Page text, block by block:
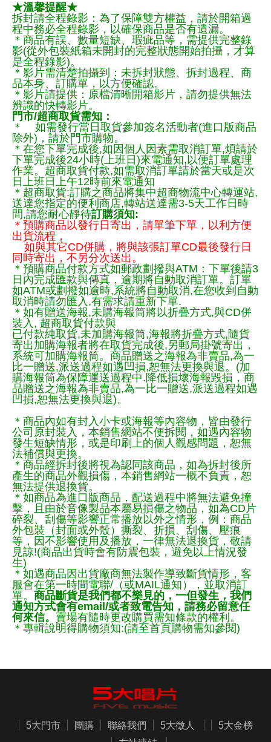
★溫馨提醒★
拆封請全程錄影：為了保障雙方權益，請於開箱過
程中務必全程錄影，以確保商品是否有遺漏。
＊商品有誤、數量短缺、瑕疵品等，需提供完整錄
影(從外包裝紙箱未開封的完整狀態開始拍攝，才算
是全程錄影)。
＊影片需清楚拍攝到：未拆封狀態、拆封過程、商
品本身、訂購單，以方便確認。
＊影片請提供：原檔清晰開箱影片，請勿提供無法
辨識的快轉影片。
門市/超商取貨需知：
＊ 如需發行當日取貨參加簽名活動者(進口版商品
除外)，請於門市購物。
＊在您下單完成後,如因個人因素需取消訂單,煩請於
下單完成後24小時(上班日)來電通知,以便訂單處理
作業。超商取貨付款,如需取消訂單請於當天或是次
日上班日上午12時前來電通知
＊超商取貨:訂購之商品將集中超商物流中心轉運站,
送達您指定的便利商店,轉站送達需3-5天工作日時
間,請您耐心靜待訂購須知:
＊預購商品以發行日寄出，請單筆下單，以利方便
出貨流程，
如與其它CD併購，將與該張訂單CD最後發行日
同時寄出，不另分次送出。
＊預購商品付款方式如郵政劃撥與ATM：下單後請3
日內完成匯款與傳真，逾期將自動取消訂單。訂單
如ATM或劃撥如逾時,系統將自動取消,在您收到自動
取消時請勿匯入,有需求請重新下單.
＊如有贈送海報,未購海報筒將以折疊方式,與CD併
裝入, 超商取貨付款與
已付款純取貨,未加購海報筒,海報將折疊方式,隨貨
寄出加購海報者將在取貨完成後,另郵局掛號寄出，
系統可加購海報筒。商品贈送之海報為非賣品,為一
比一贈送,派送過程如遇凹損,恕無法更換與退。(加
購海報筒為保障運送過程中.降低損壞海報毀損，商
品贈送之海報為非賣品,為一比一贈送,派送過程如遇
凹損,恕無法更換與退)。
＊商品內如有封入小卡或海報等內容物，皆由發行
公司原封裝入，本銷售網站不便拆閱，如遇內容物
發生短缺情形，或是印刷上的個人觀感問題，恕無
法補償與更換。
＊商品經拆封後將視為認同該商品，如為拆封後所
產生的商品外觀損傷，本銷售網站一概不負責，恕
無法提供退換貨。
＊如商品為進口版商品，配送過程中將無法避免撞
擊，且由於音像製品本屬易損傷之物品，如為CD片
碎裂、刮傷等影響正常播放以外之情形，例：商品
外包裝（封面或外殼）撕裂、折損、刮傷、壓痕
等，因不影響使用及播放，一律無法退換貨，敬請
見諒!(商品出貨時會有防震包裝，避免以上情況發
生)
＊如遇商品因出貨廠商無法製作導致斷貨情形，客
服會在第一時間電聯/（或MAIL通知），並取消訂
單。 商品斷貨是我們都不樂見的，一但發生，我們
通知方式會有email/或者致電告知，請務必留意任
何來信。 賣場有隨時更改購買需知條款的權利。
＊專輯說明得購物須知:(請至首頁購物需知參閱)
5大門市 團購 聯絡我們 5大徵人
5大金榜